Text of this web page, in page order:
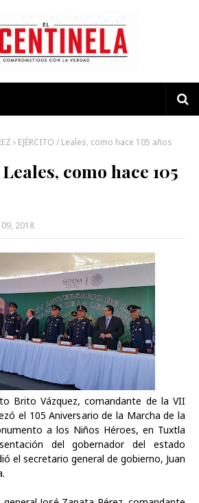
EJÉRCITO / Leales, como hace 105 años
como hace 105
2018
Brito Vázquez, comandante de la VII
el 105 Aniversario de la Marcha de la
a los Niños Héroes, en Tuxtla
del gobernador del estado
el secretario general de gobierno, Juan